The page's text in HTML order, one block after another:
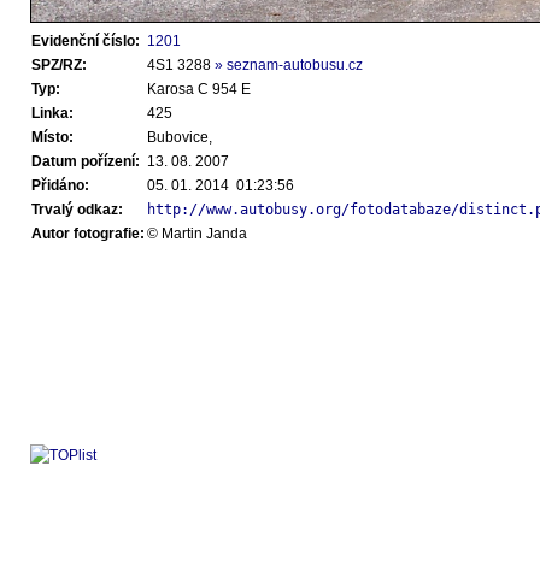
Evidenční číslo: 1201
SPZ/RZ:
4S1 3288 » seznam-autobusu.cz
Typ:
Karosa C 954 E
Linka:
425
Místo:
Bubovice,
Datum pořízení: 13. 08. 2007
Přidáno:
05. 01. 2014 01:23:56
Trvalý odkaz:
http://www.autobusy.org/fotodatabaze/
Autor fotografie: © Martin Janda